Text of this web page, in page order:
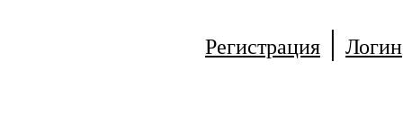
Регистрация | Логин